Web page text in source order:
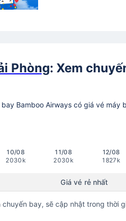
Phòng: Xem
Bamboo Airways có giá vé
10/08
2030k
11/08
2030k
12/08
1827k
Giá vé rẻ nhất
chuyến bay, sẽ cập nhật trong thời